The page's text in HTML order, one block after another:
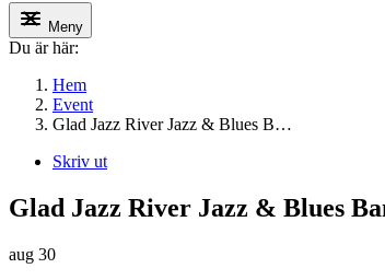
Meny
Du är här:
Hem
Event
Glad Jazz River Jazz & Blues B…
Skriv ut
Glad Jazz River Jazz & Blues
aug 30